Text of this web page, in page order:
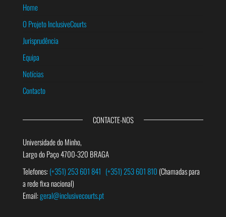
Home
O Projeto InclusiveCourts
Jurisprudência
Equipa
Notícias
Contacto
CONTACTE-NOS
Universidade do Minho,
Largo do Paço 4700-320 BRAGA
Telefones:(+351) 253 601 841 (+351) 253 601 810 (Chamadas para
a rede fixa nacional)
Email:geral@inclusivecourts.pt